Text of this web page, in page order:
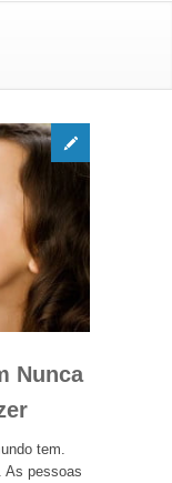
Nunca
tem.
As pessoas